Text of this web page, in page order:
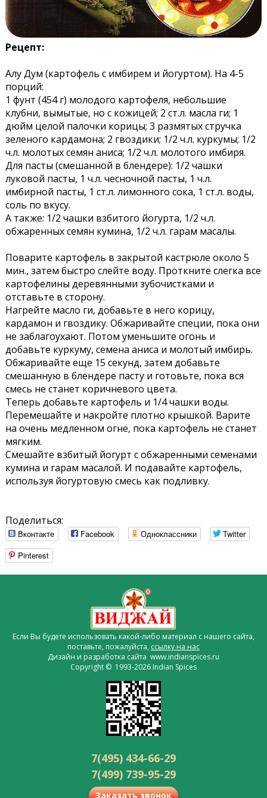
Рецепт:
Алу Дум (картофель с имбирем и йогуртом). На 4-5
порций:
1 фунт (454 г) молодого картофеля, небольшие
клубни, вымытые, но с кожицей; 2 ст.л. масла ги; 1
дюйм целой палочки корицы; 3 размятых стручка
зеленого кардамона; 2 гвоздики; 1/2 ч.л. куркумы; 1/2
ч.л. молотых семян аниса; 1/2 ч.л. молотого имбиря.
Для пасты (смешанной в блендере): 1/2 чашки
луковой пасты, 1 ч.л. чесночной пасты, 1 ч.л.
имбирной пасты, 1 ст.л. лимонного сока, 1 ст.л. воды,
соль по вкусу.
А также: 1/2 чашки взбитого йогурта, 1/2 ч.л.
обжаренных семян кумина, 1/2 ч.л. гарам масалы.
Поварите картофель в закрытой кастрюле около 5
мин., затем быстро слейте воду. Проткните слегка все
картофелины деревянными зубочистками и
отставьте в сторону.
Нагрейте масло ги, добавьте в него корицу,
кардамон и гвоздику. Обжаривайте специи, пока они
не заблагоухают. Потом уменьшите огонь и
добавьте куркуму, семена аниса и молотый имбирь.
Обжаривайте еще 15 секунд, затем добавьте
смешанную в блендере пасту и готовьте, пока вся
смесь не станет коричневого цвета.
Теперь добавьте картофель и 1/4 чашки воды.
Перемешайте и накройте плотно крышкой. Варите
на очень медленном огне, пока картофель не станет
мягким.
Смешайте взбитый йогурт с обжаренными семенами
кумина и гарам масалой. И подавайте картофель,
используя йогуртовую смесь как подливку.
Поделиться:
Вконтакте Facebook Одноклассники
Twitter
Pinterest
Если Вы будете использовать какой-либо материал с нашего сайта,
поставьте, пожалуйста, ссылку на нас
Дизайн и разработка сайта www.indianspices.ru
Copyright © 1993-2026 Indian Spices
7(495) 434-66-29
7(499) 739-95-29
Заказать звонок